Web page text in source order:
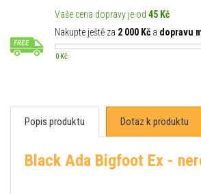
Vaše cena dopravy je od 45 Kč
Nakupte ještě za 2 000 Kč a dopravu
0 Kč
Popis produktu Dotaz k produktu
Black Ada Bigfoot Ex -